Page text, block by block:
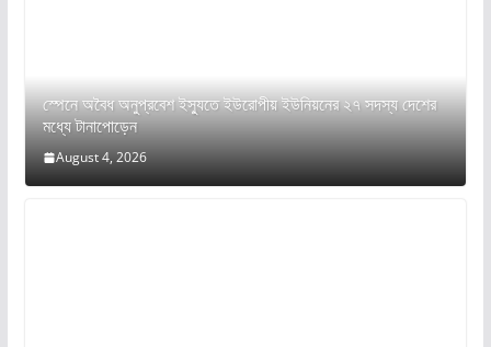
স্পেনে অবৈধ অনুপ্রবেশ ইস্যুতে ইউরোপীয় ইউনিয়নের ২৭ সদস্য দেশের
মধ্যে টানাপোড়েন
August 4, 2026